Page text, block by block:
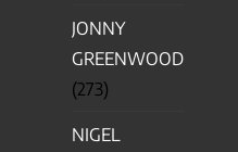
JONNY
GREENWOOD
(273)
NIGEL